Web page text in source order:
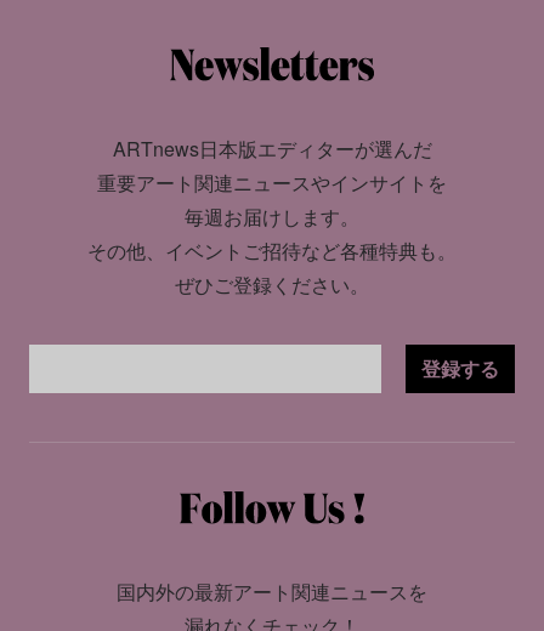
ARTnews日本版エディターが選んだ
重要アート関連ニュースやインサイトを
毎週お届けします。
その他、イベントご招待など各種特典も。
ぜひご登録ください。
登録する
国内外の最新アート関連ニュースを